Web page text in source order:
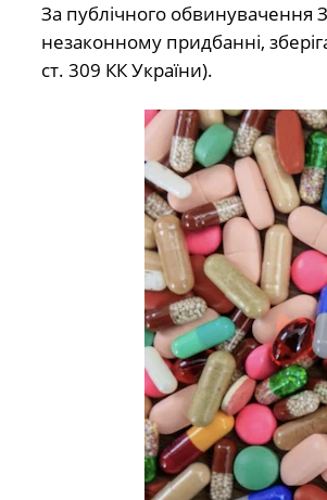
За публічного обвинувачення
незаконному придбанні,
ст. 309 КК України).